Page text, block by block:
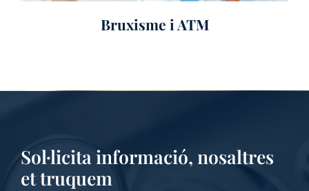
Bruxisme i ATM
Sol·licita informació, nosaltres
et truquem